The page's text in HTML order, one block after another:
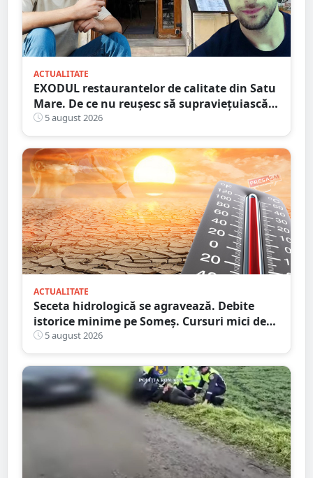
ACTUALITATE
EXODUL restaurantelor de calitate din Satu
Mare. De ce nu reușesc să supraviețuiască
localurile cu adevărat speciale?
5 august 2026
ACTUALITATE
Seceta hidrologică se agravează. Debite
istorice minime pe Someș. Cursuri mici de
ape au secat
5 august 2026